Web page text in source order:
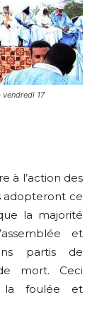
vendredi 17
à l’action des
adopteront ce
la majorité
et
partis de
mort. Ceci
la foulée et